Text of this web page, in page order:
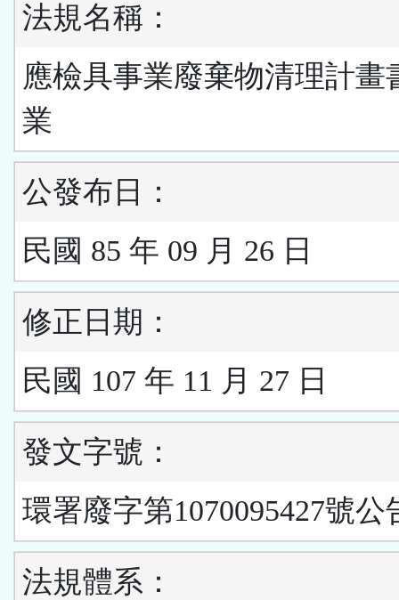
法規名稱：
應檢具事業廢棄物清理計畫
業
公發布日：
民國 85 年 09 月 26 日
修正日期：
民國 107 年 11 月 27 日
發文字號：
環署廢字第1070095427號公
法規體系：